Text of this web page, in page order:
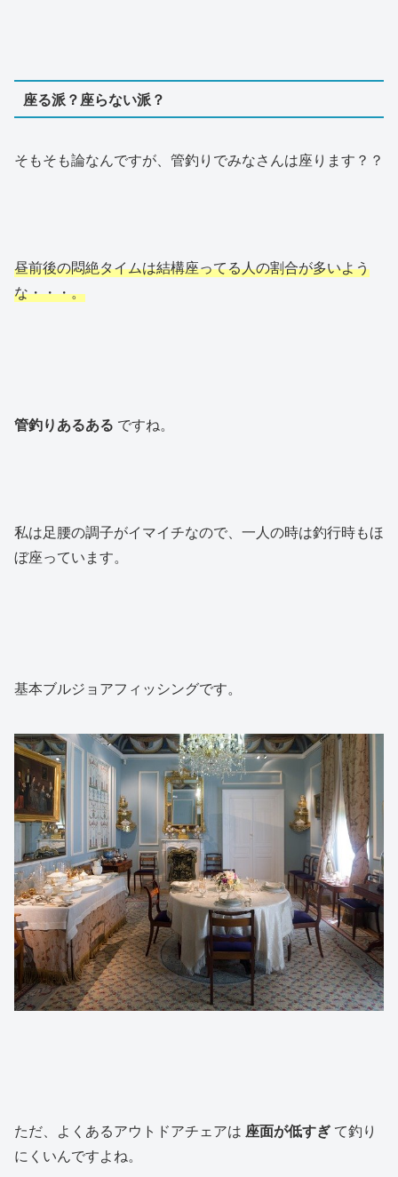
座る派？座らない派？
そもそも論なんですが、管釣りでみなさんは座ります？？
昼前後の悶絶タイムは結構座ってる人の割合が多いよう
な・・・。
管釣りあるある ですね。
私は足腰の調子がイマイチなので、一人の時は釣行時もほ
ぼ座っています。
基本ブルジョアフィッシングです。
ただ、よくあるアウトドアチェアは 座面が低すぎ て釣り
にくいんですよね。